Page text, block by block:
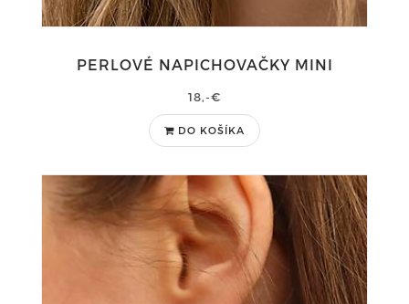
PERLOVÉ NAPICHOVAČKY MINI
18,-€
DO KOŠÍKA